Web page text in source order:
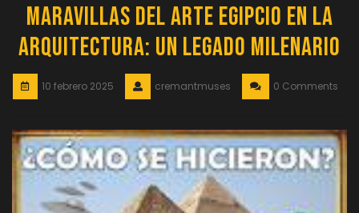
Maravillas del Arte Egipcio en la
Arquitectura: Un Legado Milenario
10 febrero 2025 cremantmuses 0 Comments